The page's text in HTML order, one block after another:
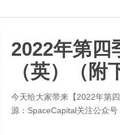
2022年第四
（英）（附
今天给大家带来【2022年第
源：SpaceCapital关注公众